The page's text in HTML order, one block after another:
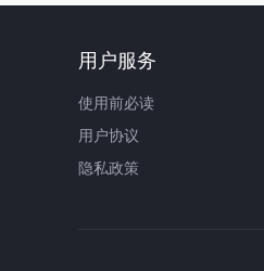
用户服务
使用前必读
用户协议
隐私政策